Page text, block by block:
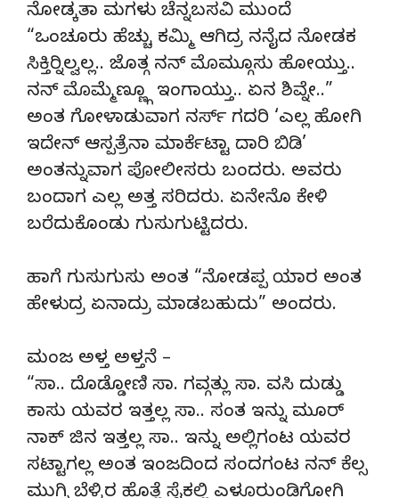
ನೋಡ್ಕತಾ ಮಗಳು ಚೆನ್ನಬಸವಿ ಮುಂದೆ
“ಒಂಚೂರು ಹೆಚ್ಚು ಕಮ್ಮಿ ಆಗಿದ್ರ ನನೈದ ನೋಡಕ
ಸಿಕ್ತಿರ‌್ನಿಲ್ವಲ್ಲ.. ಜೊತ್ಗ ನನ್ ಮೊಮ್ಗೂಸು ಹೋಯ್ತು..
ನನ್ ಮೊಮ್ಮೆಣ್ಣ್ಗೂ ಇಂಗಾಯ್ತು.. ಏನ ಶಿವ್ನೇ..”
ಅಂತ ಗೋಳಾಡುವಾಗ ನರ್ಸ್ ಗದರಿ ‘ಎಲ್ಲ ಹೋಗಿ
ಇದೇನ್ ಆಸ್ಪತ್ರೆನಾ ಮಾರ್ಕೆಟ್ಟಾ ದಾರಿ ಬಿಡಿ’
ಅಂತನ್ನುವಾಗ ಪೋಲೀಸರು ಬಂದರು. ಅವರು
ಬಂದಾಗ ಎಲ್ಲ ಅತ್ತ ಸರಿದರು. ಏನೇನೊ ಕೇಳಿ
ಬರೆದುಕೊಂಡು ಗುಸುಗುಟ್ಟಿದರು.
ಹಾಗೆ ಗುಸುಗುಸು ಅಂತ “ನೋಡಪ್ಪ ಯಾರ ಅಂತ
ಹೇಳುದ್ರ ಏನಾದ್ರು ಮಾಡಬಹುದು” ಅಂದರು.
ಮಂಜ ಅಳ್ತ ಅಳ್ತನೆ –
“ಸಾ.. ದೊಡ್ಡೋಣಿ ಸಾ. ಗವ್ಗತ್ಲು ಸಾ. ವಸಿ ದುಡ್ಡು
ಕಾಸು ಯವರ ಇತ್ತಲ್ಲ ಸಾ.. ಸಂತ ಇನ್ನು ಮೂರ್
ನಾಕ್ ಜಿನ ಇತ್ತಲ್ಲ ಸಾ.. ಇನ್ನು ಅಲ್ಲಿಗಂಟ ಯವರ
ಸಟ್ಟಾಗಲ್ಲ ಅಂತ ಇಂಜದಿಂದ ಸಂದಗಂಟ ನನ್ ಕೆಲ್ಸ